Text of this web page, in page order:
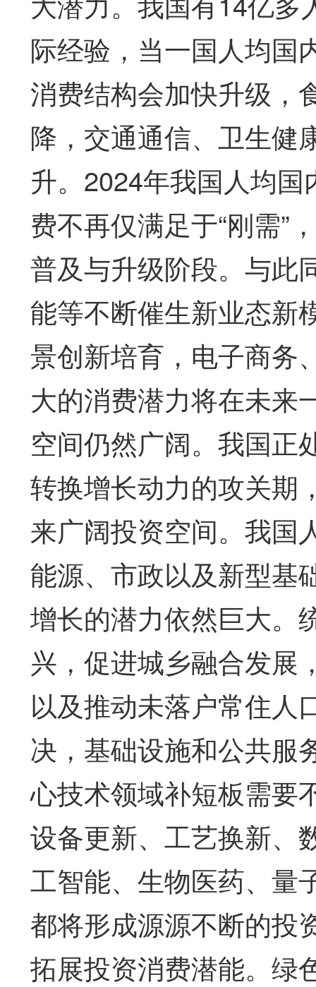
际经验，当一国人均国
消费结构会加快升级，
降，交通通信、卫生健
升。2024年我国人均
费不再仅满足于“刚需”
普及与升级阶段。与此
能等不断催生新业态新
景创新培育，电子商务
大的消费潜力将在未来
空间仍然广阔。我国正
转换增长动力的攻关期
来广阔投资空间。我国
能源、市政以及新型基
增长的潜力依然巨大。
兴，促进城乡融合发展
以及推动未落户常住人
决，基础设施和公共服
心技术领域补短板需要
设备更新、工艺换新、
工智能、生物医药、量
都将形成源源不断的投
拓展投资消费潜能。绿